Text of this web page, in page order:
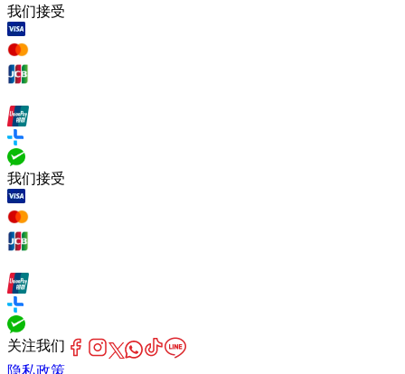
我们接受
我们接受
关注我们
隐私政策